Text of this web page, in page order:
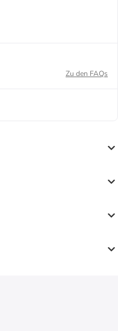
Zu den FAQs